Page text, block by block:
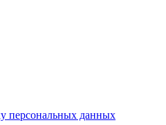
персональных данных